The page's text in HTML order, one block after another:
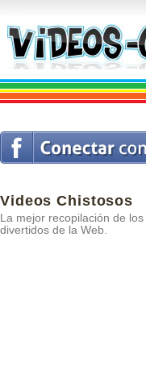
Videos Chistosos
La mejor recopilación de los
divertidos de la Web.